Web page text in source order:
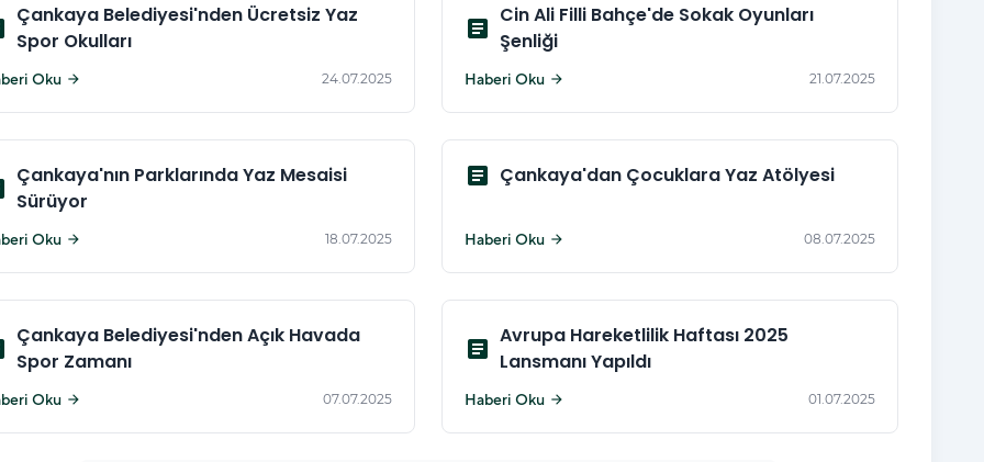
Çankaya Belediyesi'nden Ücretsiz Yaz
Spor Okulları
Oku arrow_forward 24.07.2025
article
Cin Ali Filli Bahçe'de Sokak Oyunları
Şenliği
Haberi Oku arrow_forward 21.07.2025
Çankaya'nın Parklarında Yaz Mesaisi
Sürüyor
Oku arrow_forward 18.07.2025
article Çankaya'dan Çocuklara Yaz Atölyesi
Haberi Oku arrow_forward 08.07.2025
Çankaya Belediyesi'nden Açık Havada
Spor Zamanı
Oku arrow_forward 07.07.2025
article
Avrupa Hareketlilik Haftası 2025
Lansmanı Yapıldı
Haberi Oku arrow_forward 01.07.2025